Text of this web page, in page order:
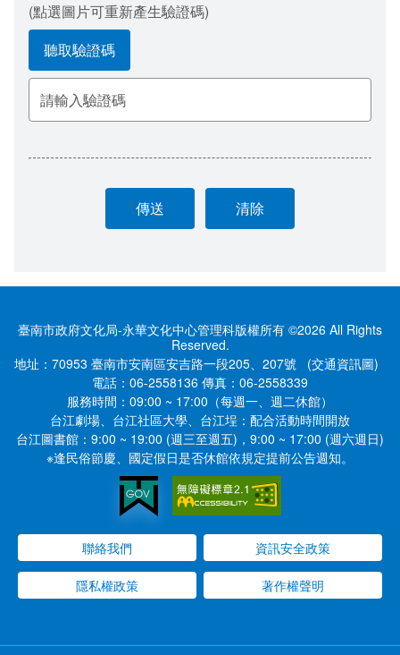
(點選圖片可重新產生驗證碼)
聽取驗證碼
臺南市政府文化局-永華文化中心管理科版權所有 ©2026 All Rights
Reserved.
地址：70953 臺南市安南區安吉路一段205、207號
(交通資訊圖)
電話： 06-2558136 傳真： 06-2558339
服務時間： 09:00 ~ 17:00（每週一、週二休館）
台江劇場、台江社區大學、台江埕：配合活動時間開放
台江圖書館：9:00 ~ 19:00 (週三至週五)，9:00 ~ 17:00 (週六週日)
※逢民俗節慶、國定假日是否休館依規定提前公告週知。
聯絡我們 資訊安全政策
隱私權政策 著作權聲明